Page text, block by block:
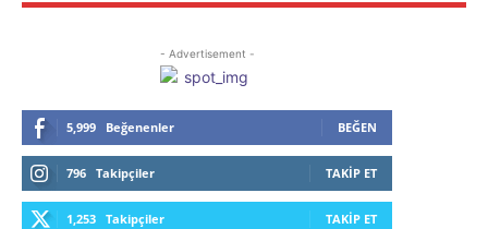
- Advertisement -
5,999 Beğenenler BEĞEN
796 Takipçiler TAKIP ET
1,253 Takipçiler TAKIP ET